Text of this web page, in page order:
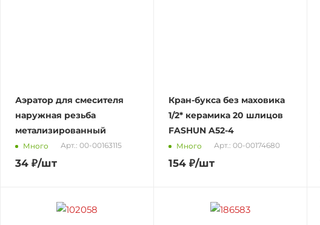
Аэратор для смесителя
наружная резьба
метализированный
Много Арт.: 00-00163115
34 ₽/шт
Кран-букса без маховика
1/2* керамика 20 шлицов
FASHUN A52-4
Много Арт.: 00-00174680
154 ₽/шт